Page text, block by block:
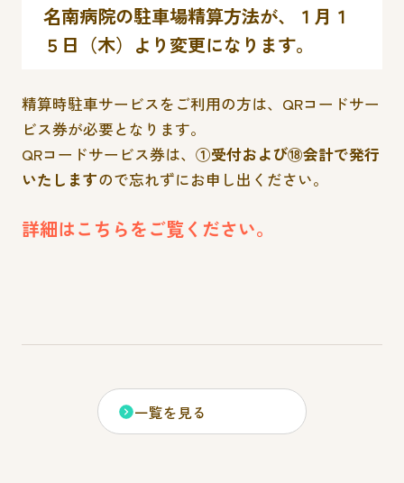
名南病院の駐車場精算方法が、１月１
５日（木）より変更になります。
精算時駐車サービスをご利用の方は、QRコードサー
ビス券が必要となります。
QRコードサービス券は、 ①受付および⑱会計で発行
いたしますので忘れずにお申し出ください。
詳細はこちらをご覧ください。
一覧を見る